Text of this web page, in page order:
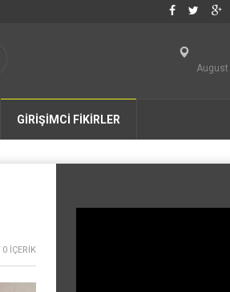
GİRİŞİMCİ FİKİRLER
0 İÇERIK